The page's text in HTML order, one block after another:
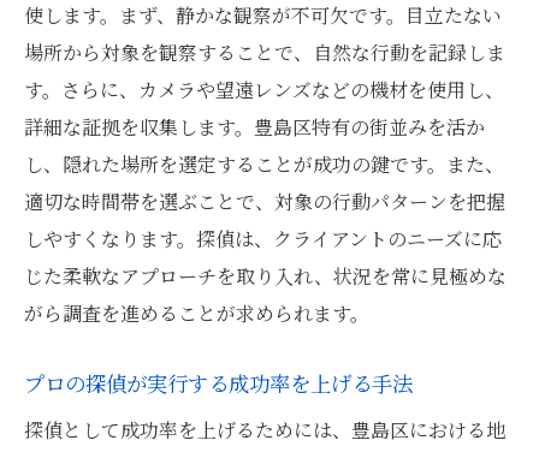
張り込み調査の現場で探偵が直面する課題
探偵が豊島区で実践する効率的な張り込み
テクニック
張り込み時に探偵が用いる心理戦術
豊島区の実態を探る探偵の現場視点
成功する張り込み調査に必要な探偵の準備
探偵の実話から学ぶ張り込みの秘訣
探偵はこうして張り込み調査を成功に導く豊島
豊島区での張り込み成功率を高める探偵の
工夫
使します。まず、静かな観察が不可欠です。目立たない
場所から対象を観察することで、自然な行動を記録しま
す。さらに、カメラや望遠レンズなどの機材を使用し、
詳細な証拠を収集します。豊島区特有の街並みを活か
し、隠れた場所を選定することが成功の鍵です。また、
適切な時間帯を選ぶことで、対象の行動パターンを把握
しやすくなります。探偵は、クライアントのニーズに応
じた柔軟なアプローチを取り入れ、状況を常に見極めな
がら調査を進めることが求められます。
プロの探偵が実行する成功率を上げる手法
探偵として成功率を上げるためには、豊島区における地